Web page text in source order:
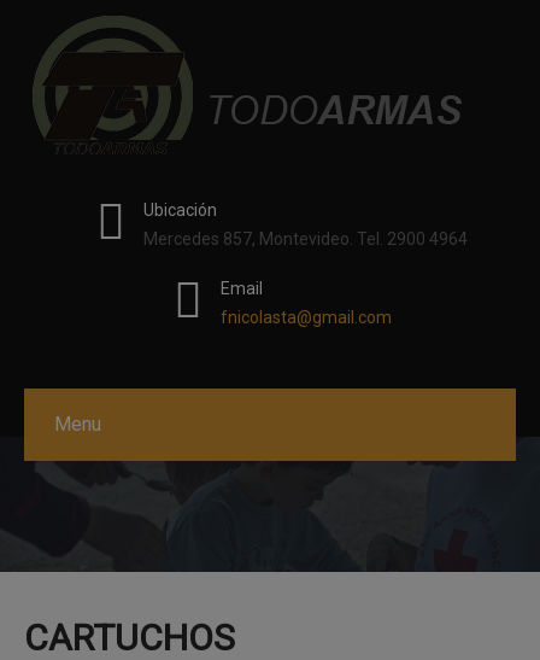
Ubicación
Mercedes 857, Montevideo. Tel. 2900 4964
Email
fnicolasta@gmail.com
Menu
CARTUCHOS